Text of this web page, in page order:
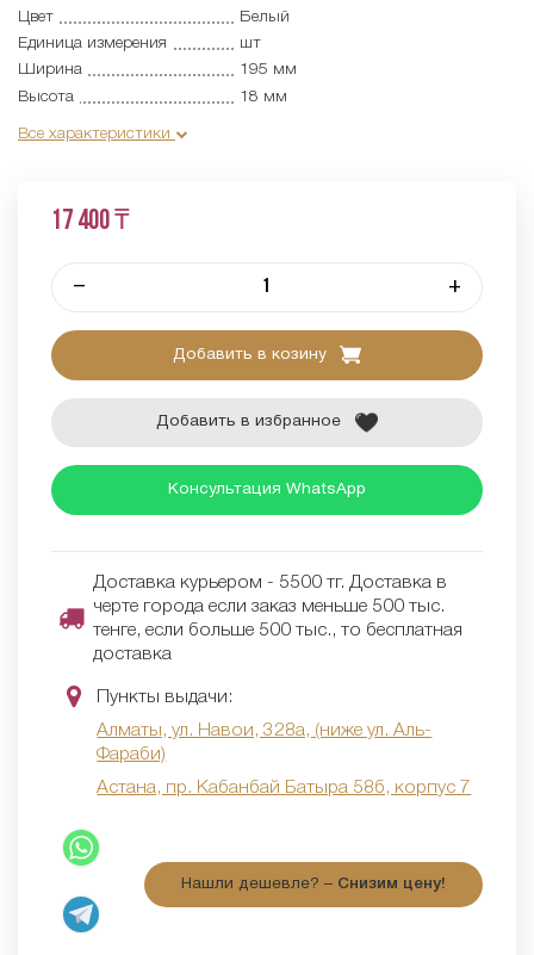
Цвет
Белый
Единица измерения
шт
Ширина
195 мм
Высота
18 мм
Все характеристики
17 400 ₸
– +
Добавить в козину
Добавить в избранное
Консультация WhatsApp
Доставка курьером - 5500 тг. Доставка в
черте города если заказ меньше 500 тыс.
тенге, если больше 500 тыс., то бесплатная
доставка
Пункты выдачи:
Алматы, ул. Навои, 328а, (ниже ул. Аль-
Фараби)
Астана, пр. Кабанбай Батыра 58б, корпус 7
Нашли дешевле? – Снизим цену!